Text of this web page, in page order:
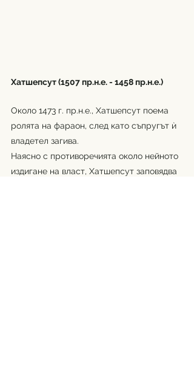
Хатшепсут (1507 пр.н.е. - 1458 пр.н.е.)
Около 1473 г. пр.н.е., Хатшепсут поема
ролята на фараон, след като съпругът ѝ
владетел загива.
Наясно с противоречията около нейното
издигане на власт, Хатшепсут заповядва